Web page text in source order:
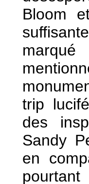
Bloom
trip
des
Sandy
en